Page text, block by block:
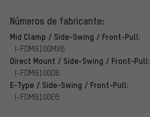
Números de fabricante:
Mid Clamp / Side-Swing / Front-Pull:
I-FDM9100MX6
Direct Mount / Side-Swing / Front-Pull:
I-FDM9100D6
E-Type / Side-Swing / Front-Pull:
I-FDM9100E6